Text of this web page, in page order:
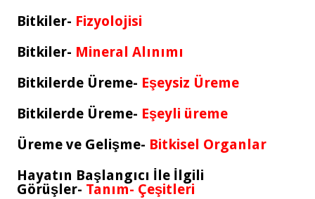
Bitkiler- Fizyolojisi
Bitkiler- Mineral Alınımı
Bitkilerde Üreme- Eşeysiz Üreme
Bitkilerde Üreme- Eşeyli üreme
Üreme ve Gelişme- Bitkisel Organlar
Hayatın Başlangıcı İle İlgili
Görüşler- Tanım- Çeşitleri